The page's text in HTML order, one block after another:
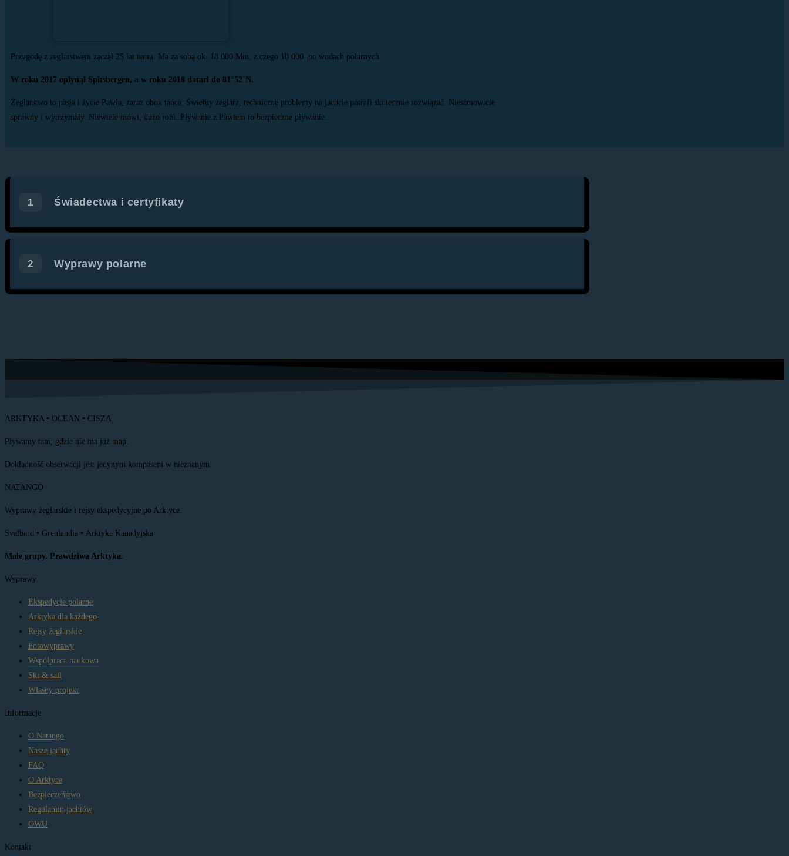
Przygodę z żeglarstwem zaczął 25 lat temu. Ma za sobą ok. 18 000 Mm, z czego 10 000 po wodach polarnych.
W roku 2017 opłynął Spitsbergen, a w roku 2018 dotarł do 81°52´N.
Żeglarstwo to pasja i życie Pawła, zaraz obok tańca. Świetny żeglarz, techniczne problemy na jachcie potrafi skutecznie rozwiązać. Niesamowicie
sprawny i wytrzymały. Niewiele mówi, dużo robi. Pływanie z Pawłem to bezpieczne pływanie.
1 Świadectwa i certyfikaty
2 Wyprawy polarne
ARKTYKA • OCEAN • CISZA
Pływamy tam, gdzie nie ma już map.
Dokładność obserwacji jest jedynym kompasem w nieznanym.
NATANGO
Wyprawy żeglarskie i rejsy ekspedycyjne po Arktyce.
Svalbard • Grenlandia • Arktyka Kanadyjska
Małe grupy. Prawdziwa Arktyka.
Wyprawy
Ekspedycje polarne
Arktyka dla każdego
Rejsy żeglarskie
Fotowyprawy
Współpraca naukowa
Ski & sail
Własny projekt
Informacje
O Natango
Nasze jachty
FAQ
O Arktyce
Bezpieczeństwo
Regulamin jachtów
OWU
Kontakt